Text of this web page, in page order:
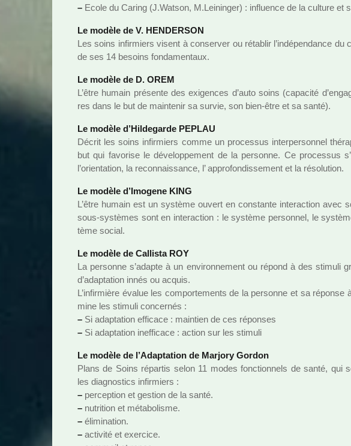
– Ecole du Caring (J.Watson, M.Leininger) : influence de la culture et
Le modèle de V. HENDERSON
Les soins infir­miers visent à conser­ver ou réta­blir l’indé­pen­dance du
de ses 14 besoins fon­da­men­taux.
Le modèle de D. OREM
L’être humain pré­sente des exi­gen­ces d’auto soins (capa­cité
res dans le but de main­te­nir sa survie, son bien-être et sa santé).
Le modèle d’Hildegarde PEPLAU
Décrit les soins infir­miers comme un pro­ces­sus inter­per­son­nel
but qui favo­rise le déve­lop­pe­ment de la per­sonne. Ce pro­ces­sus
l’orien­ta­tion, la reconnais­sance, l’ appro­fon­dis­se­ment et la réso­lu­tion.
Le modèle d’Imogene KING
L’être humain est un sys­tème ouvert en cons­tante inte­rac­tion avec
sous-sys­tè­mes sont en inte­rac­tion : le sys­tème per­son­nel, le
tème social.
Le modèle de Callista ROY
La per­sonne s’adapte à un envi­ron­ne­ment ou répond à des sti­muli
d’adap­ta­tion innés ou acquis.
L’infir­mière évalue les com­por­te­ments de la per­sonne et sa réponse
mine les sti­muli concer­nés :
– Si adap­ta­tion effi­cace : main­tien de ces répon­ses
– Si adap­ta­tion inef­fi­cace : action sur les sti­muli
Le modèle de l’Adaptation de Marjory Gordon
Plans de Soins répar­tis selon 11 modes fonc­tion­nels de santé, qui
les diag­nos­tics infir­miers :
– per­cep­tion et ges­tion de la santé.
– nutri­tion et méta­bo­lisme.
– élimination.
– acti­vité et exer­cice.